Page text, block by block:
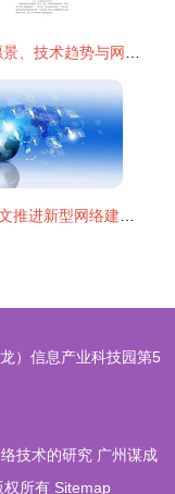
6G总体愿景、技术趋势与网络架构研究报告
科技部发文推进新型网络建设，光通信产业链获强劲新动能
）信息产业科技园第5
络技术的研究 广州谋成
权所有 Sitemap